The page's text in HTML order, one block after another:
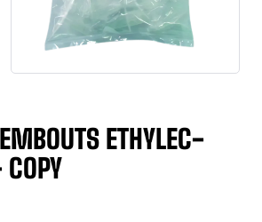
ETHYLEC-